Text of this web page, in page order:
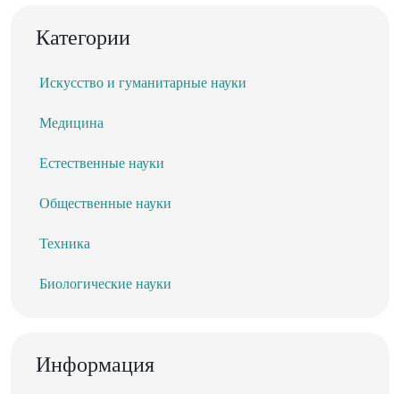
Категории
Искусство и гуманитарные науки
Медицина
Естественные науки
Общественные науки
Техника
Биологические науки
Информация